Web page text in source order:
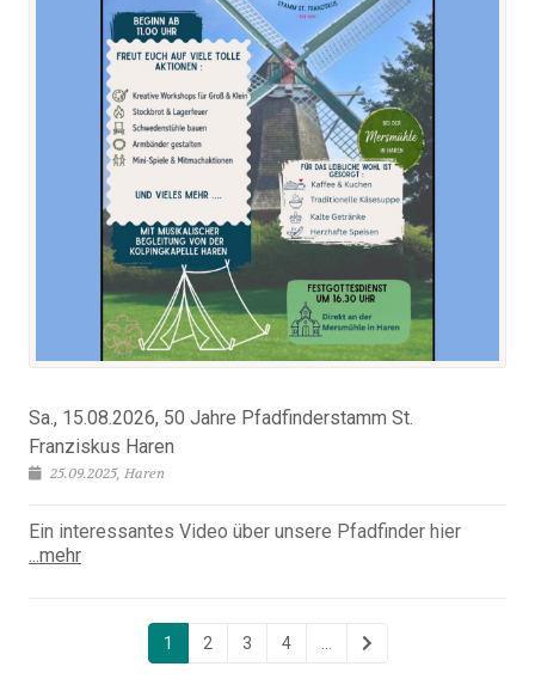
Sa., 15.08.2026, 50 Jahre Pfadfinderstamm St.
Franziskus Haren
25.09.2025, Haren
Ein interessantes Video über unsere Pfadfinder hier
...mehr
1 2 3 4